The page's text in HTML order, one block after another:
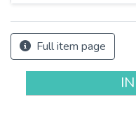
Full item page